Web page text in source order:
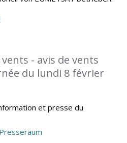
vents - avis de vents
du lundi 8 février
et presse du
Presseraum